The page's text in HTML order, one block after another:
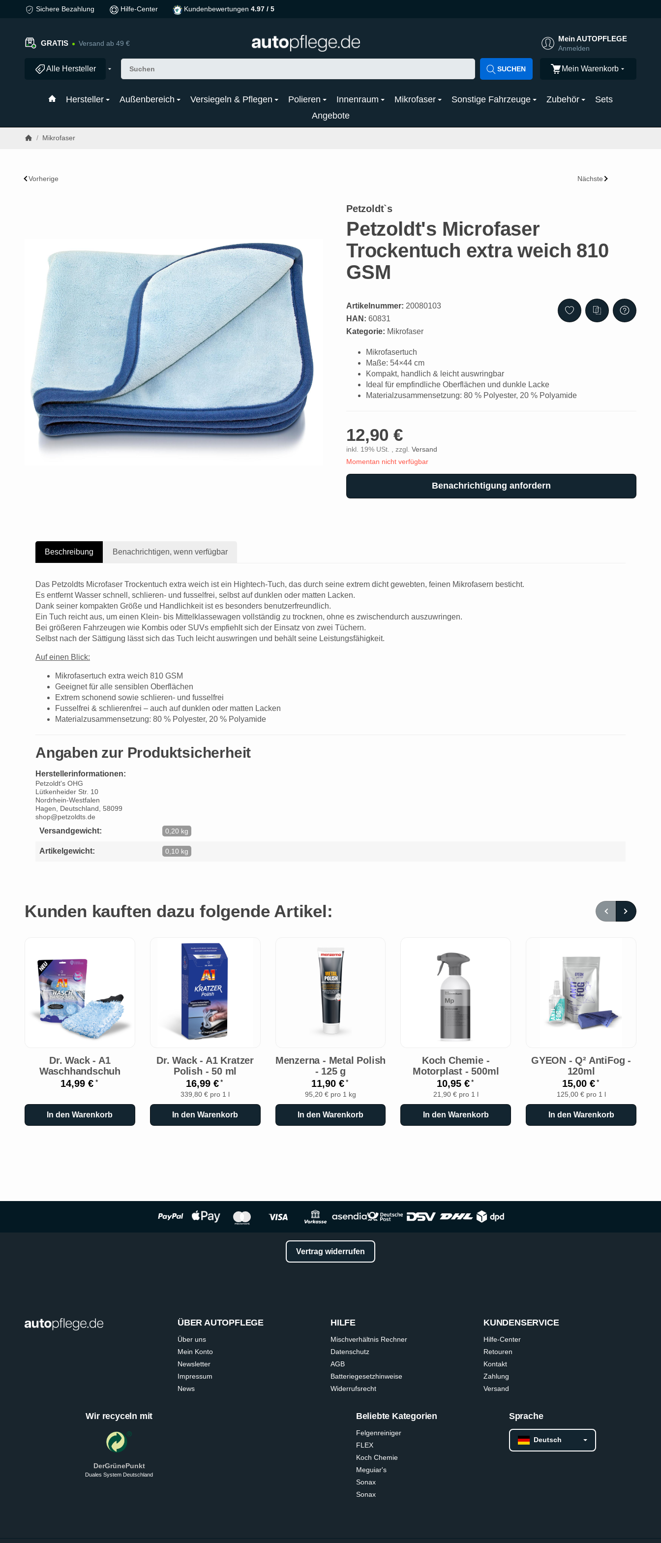
Sichere Bezahlung Hilfe-Center Kundenbewertungen 4.97 / 5
GRATIS Versand ab 49 €
Mein AUTOPFLEGE
Anmelden
Alle Hersteller SUCHEN Mein Warenkorb
Hersteller Außenbereich Versiegeln & Pflegen Polieren Innenraum Mikrofaser Sonstige Fahrzeuge Zubehör
Sets
Angebote
/ Mikrofaser
Vorherige Nächste
Petzoldt`s
Petzoldt's Microfaser
Trockentuch extra weich 810
GSM
Artikelnummer: 20080103
HAN: 60831
Kategorie: Mikrofaser
Mikrofasertuch
Maße: 54×44 cm
Kompakt, handlich & leicht auswringbar
Ideal für empfindliche Oberflächen und dunkle Lacke
Materialzusammensetzung: 80 % Polyester, 20 % Polyamide
12,90 €
inkl. 19% USt. , zzgl. Versand
Momentan nicht verfügbar
Benachrichtigung anfordern
Beschreibung Benachrichtigen, wenn verfügbar
Das Petzoldts Microfaser Trockentuch extra weich ist ein Hightech-Tuch, das durch seine extrem dicht gewebten, feinen Mikrofasern besticht.
Es entfernt Wasser schnell, schlieren- und fusselfrei, selbst auf dunklen oder matten Lacken.
Dank seiner kompakten Größe und Handlichkeit ist es besonders benutzerfreundlich.
Ein Tuch reicht aus, um einen Klein- bis Mittelklassewagen vollständig zu trocknen, ohne es zwischendurch auszuwringen.
Bei größeren Fahrzeugen wie Kombis oder SUVs empfiehlt sich der Einsatz von zwei Tüchern.
Selbst nach der Sättigung lässt sich das Tuch leicht auswringen und behält seine Leistungsfähigkeit.
Auf einen Blick:
Mikrofasertuch extra weich 810 GSM
Geeignet für alle sensiblen Oberflächen
Extrem schonend sowie schlieren- und fusselfrei
Fusselfrei & schlierenfrei – auch auf dunklen oder matten Lacken
Materialzusammensetzung: 80 % Polyester, 20 % Polyamide
Angaben zur Produktsicherheit
Herstellerinformationen:
Petzoldt's OHG
Lütkenheider Str. 10
Nordrhein-Westfalen
Hagen, Deutschland, 58099
shop@petzoldts.de
Versandgewicht: 0,20 kg
Artikelgewicht: 0,10 kg
Kunden kauften dazu folgende Artikel:
Dr. Wack - A1
Waschhandschuh
14,99 €*
In den Warenkorb
Dr. Wack - A1 Kratzer
Polish - 50 ml
16,99 €*
339,80 € pro 1 l
In den Warenkorb
Menzerna - Metal Polish
- 125 g
11,90 €*
95,20 € pro 1 kg
In den Warenkorb
Koch Chemie -
Motorplast - 500ml
10,95 €*
21,90 € pro 1 l
In den Warenkorb
GYEON - Q² AntiFog -
120ml
15,00 €*
125,00 € pro 1 l
In den Warenkorb
Vertrag widerrufen
ÜBER AUTOPFLEGE
Über uns
Mein Konto
Newsletter
Impressum
News
HILFE
Mischverhältnis Rechner
Datenschutz
AGB
Batteriegesetzhinweise
Widerrufsrecht
KUNDENSERVICE
Hilfe-Center
Retouren
Kontakt
Zahlung
Versand
Wir recyceln mit
DerGrünePunkt
Duales System Deutschland
Beliebte Kategorien
Felgenreiniger
FLEX
Koch Chemie
Meguiar's
Sonax
Sonax
Sprache
Deutsch